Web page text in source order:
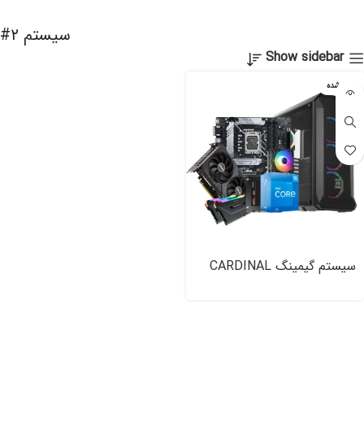
سیستم ۲#
Show sidebar
تمام شده
سیستم گیمینگ CARDINAL